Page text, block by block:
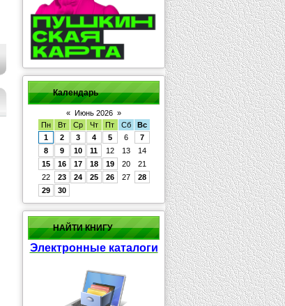
Календарь
« Июнь 2026 »
Пн
Вт Ср Чт Пт Сб
Вс
1
2 3 4 5 6
7
8
9 10 11 12 13
14
15
16 17 18 19 20
21
22
23 24 25 26 27
28
29
30
НАЙТИ КНИГУ
Электронные каталоги